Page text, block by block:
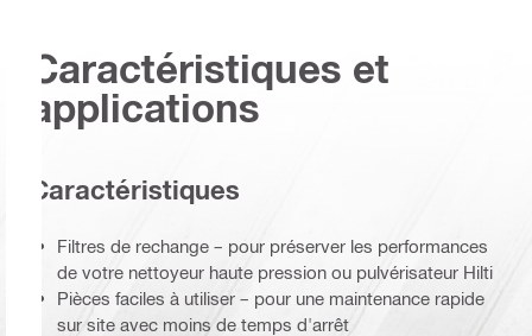
Caractéristiques et
applications
Caractéristiques
Filtres de rechange – pour préserver les performances
de votre nettoyeur haute pression ou pulvérisateur Hilti
Pièces faciles à utiliser – pour une maintenance rapide
sur site avec moins de temps d'arrêt